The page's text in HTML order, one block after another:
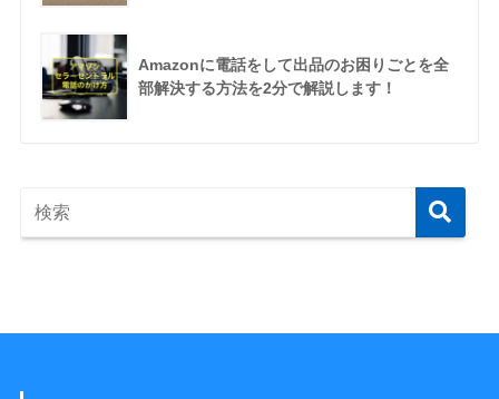
Amazonに電話をして出品のお困りごとを全
部解決する方法を2分で解説します！